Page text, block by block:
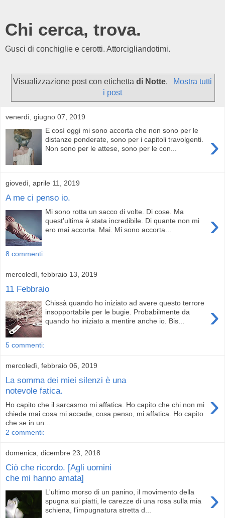
Chi cerca, trova.
Gusci di conchiglie e cerotti. Attorcigliandotimi.
Visualizzazione post con etichettadi Notte.
Mostra tutti
i post
venerdì, giugno 07, 2019
›
E così oggi mi sono accorta che non sono per le
distanze ponderate, sono per i capitoli travolgenti.
Non sono per le attese, sono per le con...
giovedì, aprile 11, 2019
A me ci penso io.
›
Mi sono rotta un sacco di volte. Di cose. Ma
quest'ultima è stata incredibile. Di quante non mi
ero mai accorta. Mai. Mi sono accorta...
8 commenti:
mercoledì, febbraio 13, 2019
11 Febbraio
›
Chissà quando ho iniziato ad avere questo terrore
insopportabile per le bugie. Probabilmente da
quando ho iniziato a mentire anche io. Bis...
5 commenti:
mercoledì, febbraio 06, 2019
La somma dei miei silenzi è una
notevole fatica.
›
Ho capito che il sarcasmo mi affatica. Ho capito che chi non mi
chiede mai cosa mi accade, cosa penso, mi affatica. Ho capito
che se in un...
2 commenti:
domenica, dicembre 23, 2018
Ciò che ricordo. [Agli uomini
che mi hanno amata]
›
L'ultimo morso di un panino, il movimento della
spugna sui piatti, le carezze di una rosa sulla mia
schiena, l'impugnatura stretta d...